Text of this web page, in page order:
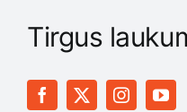
Tirgus